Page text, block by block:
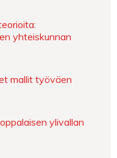
yhteiskunnan
mallit työväen
ylivallan